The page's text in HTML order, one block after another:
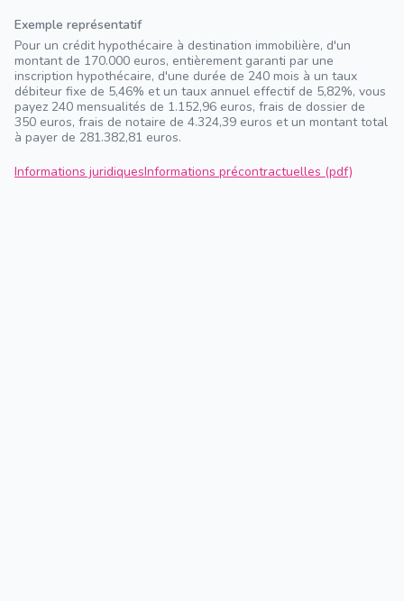
Exemple représentatif
Pour un crédit hypothécaire à destination immobilière, d'un
montant de 170.000 euros, entièrement garanti par une
inscription hypothécaire, d'une durée de 240 mois à un taux
débiteur fixe de 5,46% et un taux annuel effectif de 5,82%, vous
payez 240 mensualités de 1.152,96 euros, frais de dossier de
350 euros, frais de notaire de 4.324,39 euros et un montant total
à payer de 281.382,81 euros.
Informations juridiquesInformations précontractuelles (pdf)